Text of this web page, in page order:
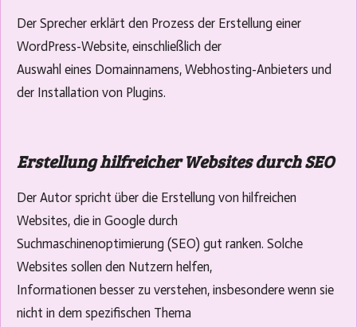
Der Sprecher erklärt den Prozess der Erstellung einer
WordPress-Website, einschließlich der
Auswahl eines Domainnamens, Webhosting-Anbieters und
der Installation von Plugins.
Erstellung hilfreicher Websites durch SEO
Der Autor spricht über die Erstellung von hilfreichen
Websites, die in Google durch
Suchmaschinenoptimierung (SEO) gut ranken. Solche
Websites sollen den Nutzern helfen,
Informationen besser zu verstehen, insbesondere wenn sie
nicht in dem spezifischen Thema